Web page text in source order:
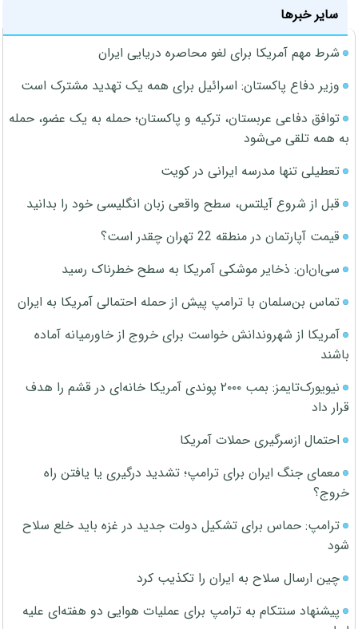
سایر خبرها
شرط مهم آمریکا برای لغو محاصره دریایی ایران
وزیر دفاع پاکستان: اسرائیل برای همه یک تهدید مشترک است
توافق دفاعی عربستان، ترکیه و پاکستان؛ حمله به یک عضو، حمله
به همه تلقی می‌شود
تعطیلی تنها مدرسه ایرانی در کویت
قبل از شروع آیلتس، سطح واقعی زبان انگلیسی خود را بدانید
قیمت آپارتمان در منطقه 22 تهران چقدر است؟
سی‌ان‌ان: ذخایر موشکی آمریکا به سطح خطرناک رسید
تماس بن‌سلمان با ترامپ پیش از حمله احتمالی آمریکا به ایران
آمریکا از شهروندانش خواست برای خروج از خاورمیانه آماده
باشند
نیویورک‌تایمز: بمب ۲۰۰۰ پوندی آمریکا خانه‌ای در قشم را هدف
قرار داد
احتمال ازسرگیری حملات آمریکا
معمای جنگ ایران برای ترامپ؛ تشدید درگیری یا یافتن راه
خروج؟
ترامپ: حماس برای تشکیل دولت جدید در غزه باید خلع سلاح
شود
چین ارسال سلاح به ایران را تکذیب کرد
پیشنهاد سنتکام به ترامپ برای عملیات هوایی دو هفته‌ای علیه